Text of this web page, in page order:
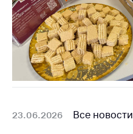
Контакты
Адрес и режим
работы
Приемная
Министра
23.06.2026 Все новости